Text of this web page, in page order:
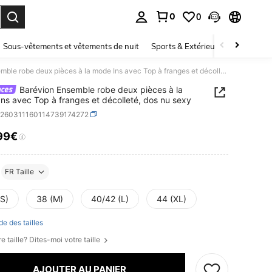
0 0
Sous-vêtements et vêtements de nuit Sports & Extérieur Enfants
Barévion Ensemble robe deux pièces à la mode Ins avec Top à franges et décolleté, dos nu sexy
Barévion Ensemble robe deux pièces à la
avec Top à franges et décolleté, dos nu sexy
AND AVAILABILITY
FR Taille
38 (M) 40/42 (L) 44 (XL)
des tailles
taille? Dites-moi votre taille
AJOUTER AU PANIER